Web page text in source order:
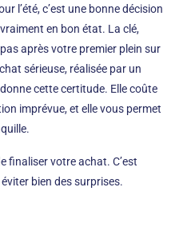
l’été, c’est une bonne décision
en bon état. La clé,
après votre premier plein sur
sérieuse, réalisée par un
cette certitude. Elle coûte
imprévue, et elle vous permet
finaliser votre achat. C’est
bien des surprises.